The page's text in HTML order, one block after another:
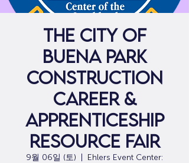
The City of
Buena Park
Construction
Career &
Apprenticeship
Resource Fair
9월 06일 (토)
Ehlers Event Center: